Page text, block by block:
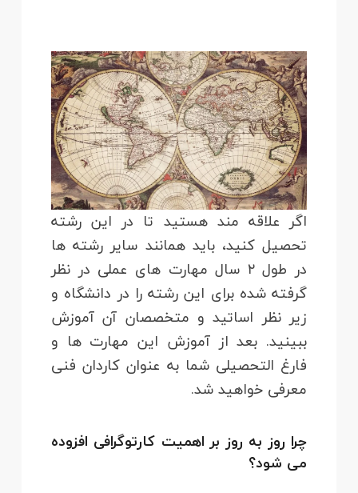
اگر علاقه مند هستید تا در این رشته
تحصیل کنید، باید همانند سایر رشته ها
در طول ۲ سال مهارت های عملی در نظر
گرفته شده برای این رشته را در دانشگاه و
زیر نظر اساتید و متخصصان آن آموزش
ببینید. بعد از آموزش این مهارت ها و
فارغ التحصیلی شما به عنوان کاردان فنی
معرفی خواهید شد.
چرا روز به روز بر اهمیت کارتوگرافی افزوده
می شود؟